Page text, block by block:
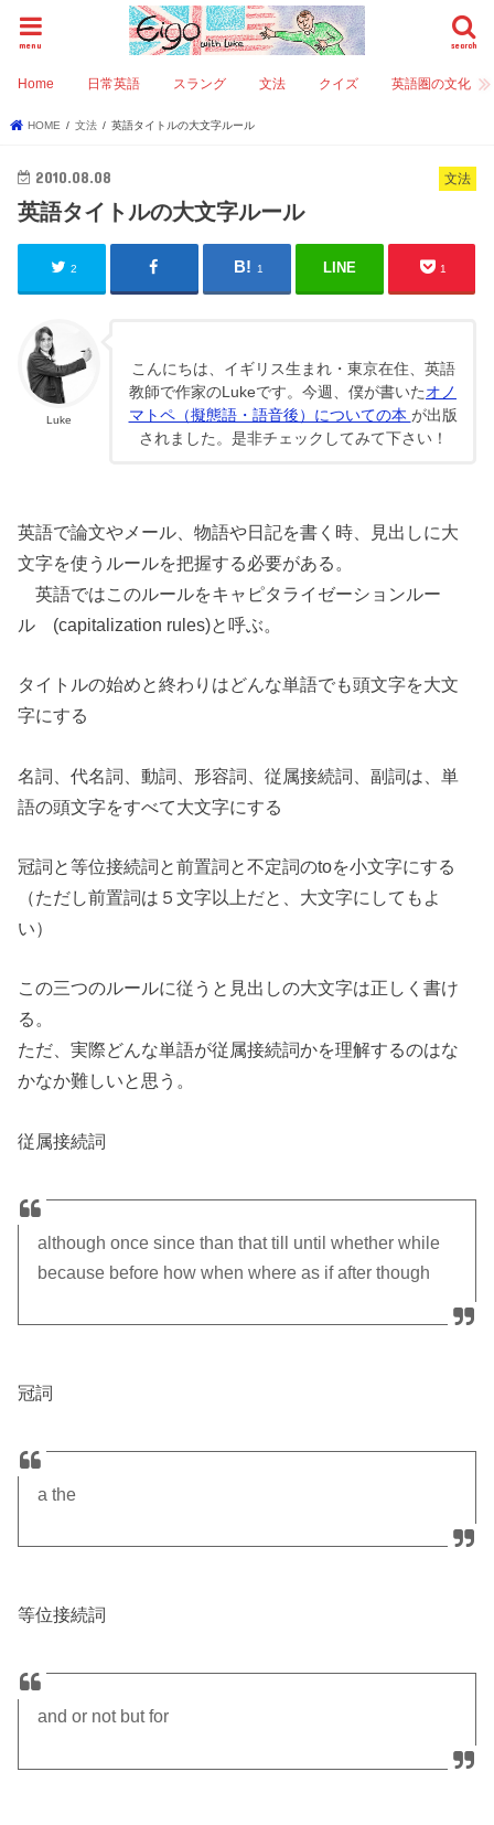
search
menu
Home 日常英語 スラング 文法 クイズ 英語圏の文化
HOME 文法 英語タイトルの大文字ルール
文法
2010.08.08
英語タイトルの大文字ルール
2 1 LINE 1
Luke
こんにちは、イギリス生まれ・東京在住、英語
教師で作家のLukeです。今週、僕が書いたオノ
マトペ（擬態語・語音後）についての本 が出版
されました。是非チェックしてみて下さい！
英語で論文やメール、物語や日記を書く時、見出しに大
文字を使うルールを把握する必要がある。
英語ではこのルールをキャピタライゼーションルー
ル (capitalization rules)と呼ぶ。
タイトルの始めと終わりはどんな単語でも頭文字を大文
字にする
名詞、代名詞、動詞、形容詞、従属接続詞、副詞は、単
語の頭文字をすべて大文字にする
冠詞と等位接続詞と前置詞と不定詞のtoを小文字にする
（ただし前置詞は５文字以上だと、大文字にしてもよ
い）
この三つのルールに従うと見出しの大文字は正しく書け
る。
ただ、実際どんな単語が従属接続詞かを理解するのはな
かなか難しいと思う。
従属接続詞
although once since than that till until whether while
because before how when where as if after though
冠詞
a the
等位接続詞
and or not but for